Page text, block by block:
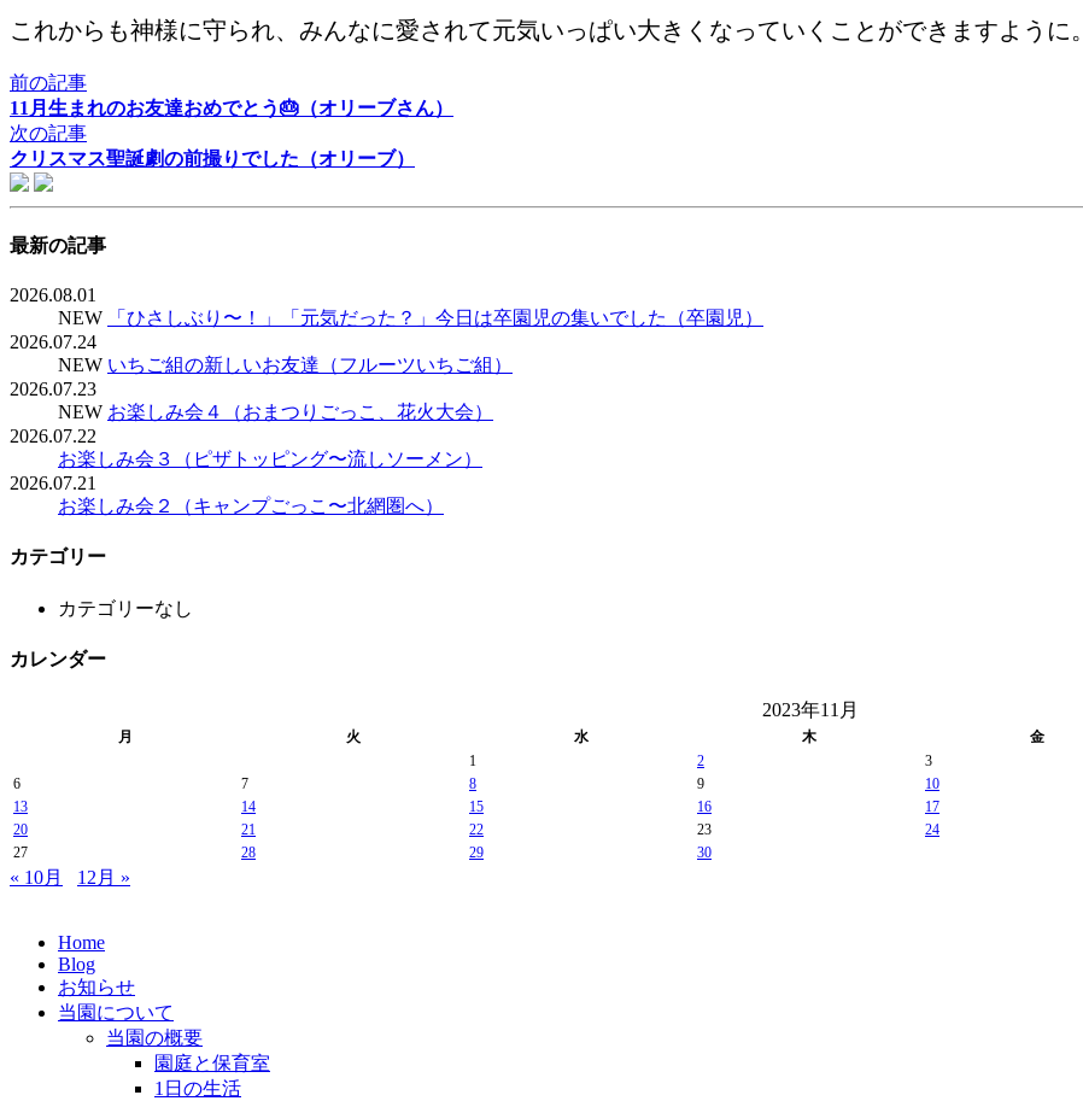
これからも神様に守られ、みんなに愛されて元気いっぱい大きくなっていくことができますように。
前の記事
11月生まれのお友達おめでとう🎂（オリーブさん）
次の記事
クリスマス聖誕劇の前撮りでした（オリーブ）
最新の記事
2026.08.01
NEW
「ひさしぶり〜！」「元気だった？」今日は卒園児の集いでした（卒園児）
2026.07.24
NEW いちご組の新しいお友達（フルーツいちご組）
2026.07.23
NEW お楽しみ会４（おまつりごっこ、花火大会）
2026.07.22
お楽しみ会３（ピザトッピング〜流しソーメン）
2026.07.21
お楽しみ会２（キャンプごっこ〜北網圏へ）
カテゴリー
カテゴリーなし
カレンダー
2023年11月
月 火 水 木 金
1
2 3
6
7 8 9 10
13
14 15 16 17
20
21 22 23 24
27
28 29 30
« 10月 12月 »
Home
Blog
お知らせ
当園について
当園の概要
園庭と保育室
1日の生活